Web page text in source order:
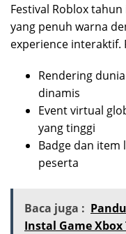
Festival Roblox
yang penuh warna
experience
Rendering
dinamis
Event virtual
yang tinggi
Badge dan
peserta
Baca juga :
Instal Game